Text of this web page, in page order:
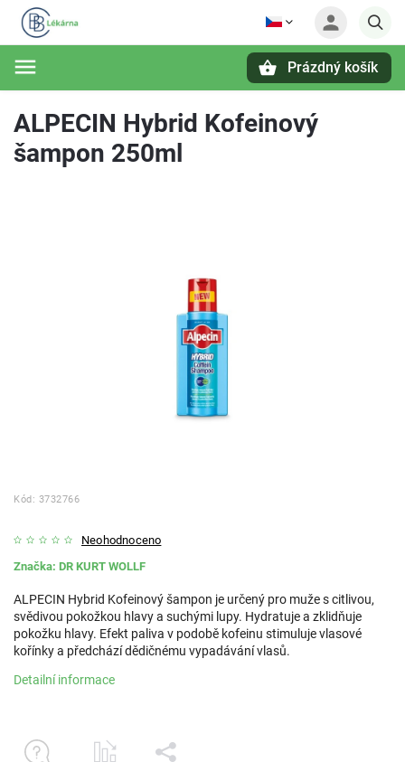
Prázdný košík
ALPECIN Hybrid Kofeinový
šampon 250ml
Kód: 3732766
Neohodnoceno
Značka: DR KURT WOLLF
ALPECIN Hybrid Kofeinový šampon je určený pro muže s citlivou,
svědivou pokožkou hlavy a suchými lupy. Hydratuje a zklidňuje
pokožku hlavy. Efekt paliva v podobě kofeinu stimuluje vlasové
kořínky a předchází dědičnému vypadávání vlasů.
Detailní informace